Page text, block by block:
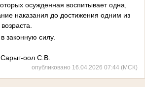
осужденная воспитывает одна,
наказания до достижения одним из
законную силу.
оол С.В.
опубликовано 16.04.2026 07:44 (МСК)